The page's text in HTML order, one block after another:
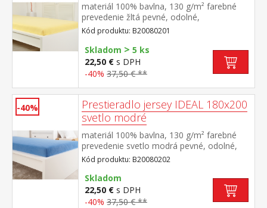
materiál 100% bavlna, 130 g/m² farebné
prevedenie žltá pevné, odolné,
stálofarebné, obšité gumou pre matrace do
výšky 25 cm prateľné do 60 °C
Kód produktu: B20080201
Skladom > 5 ks
22,50 € s DPH
-40% 37,50 € **
-40%
Prestieradlo jersey IDEAL 180x200
svetlo modré
materiál 100% bavlna, 130 g/m² farebné
prevedenie svetlo modrá pevné, odolné,
stálofarebné, obšité gumou pre matrace do
výšky 25 cm prateľné do 60 °C
Kód produktu: B20080202
Skladom
22,50 € s DPH
-40% 37,50 € **